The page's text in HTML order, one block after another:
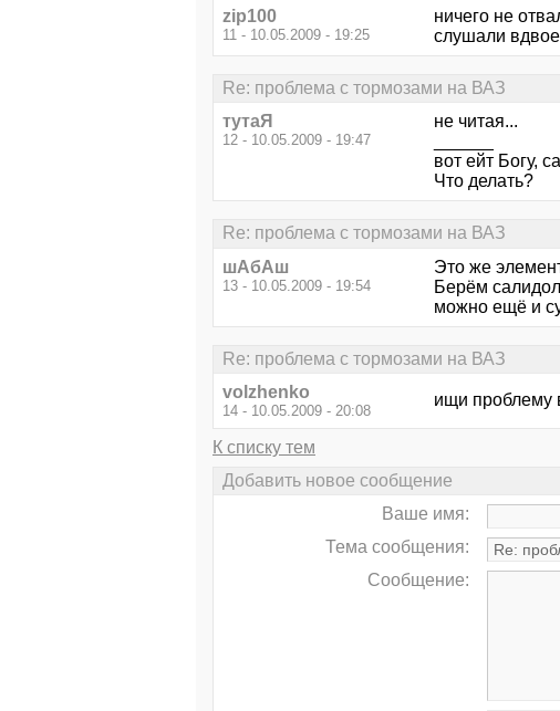
zip100
11 - 10.05.2009 - 19:25
ничего не
слушали
Re: проблема с тормозами на ВАЗ
тутаЯ
12 - 10.05.2009 - 19:47
не читая...
вот ейт Богу,
Что делать?
Re: проблема с тормозами на ВАЗ
шАбАш
13 - 10.05.2009 - 19:54
Это же
Берём
можно ещё и
Re: проблема с тормозами на ВАЗ
volzhenko
14 - 10.05.2009 - 20:08
ищи проблему
К списку тем
Добавить новое сообщение
Ваше имя:
Тема сообщения:
Сообщение: